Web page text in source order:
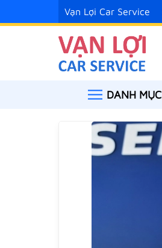
Vạn Lợi Car Service
DANH MỤC